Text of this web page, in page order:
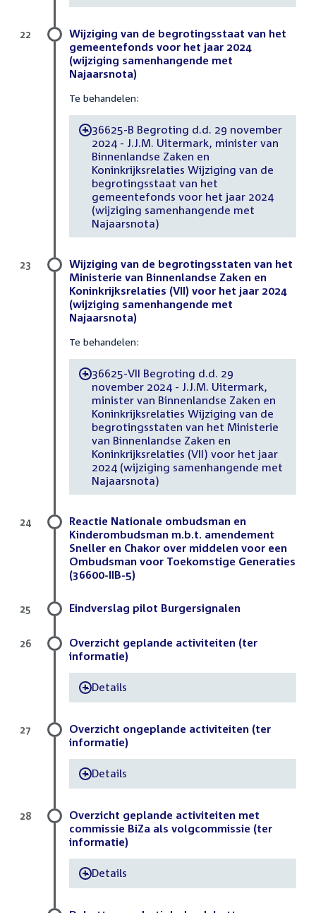
Wijziging van de begrotingsstaat van het
gemeentefonds voor het jaar 2024
(wijziging samenhangende met
Najaarsnota)
Te behandelen:
-36625-B Begroting d.d. 29 november
2024 - J.J.M. Uitermark, minister van
Binnenlandse Zaken en
Koninkrijksrelaties Wijziging van de
begrotingsstaat van het
gemeentefonds voor het jaar 2024
(wijziging samenhangende met
Najaarsnota)
22
Wijziging van de begrotingsstaten van het
Ministerie van Binnenlandse Zaken en
Koninkrijksrelaties (VII) voor het jaar 2024
(wijziging samenhangende met
Najaarsnota)
Te behandelen:
-36625-VII Begroting d.d. 29
november 2024 - J.J.M. Uitermark,
minister van Binnenlandse Zaken en
Koninkrijksrelaties Wijziging van de
begrotingsstaten van het Ministerie
van Binnenlandse Zaken en
Koninkrijksrelaties (VII) voor het jaar
2024 (wijziging samenhangende met
Najaarsnota)
23
Reactie Nationale ombudsman en
Kinderombudsman m.b.t. amendement
Sneller en Chakor over middelen voor een
Ombudsman voor Toekomstige Generaties
(36600-IIB-5)
24
Eindverslag pilot Burgersignalen
25
Overzicht geplande activiteiten (ter
informatie)
-Details
26
Overzicht ongeplande activiteiten (ter
informatie)
-Details
27
Overzicht geplande activiteiten met
commissie BiZa als volgcommissie (ter
informatie)
-Details
28